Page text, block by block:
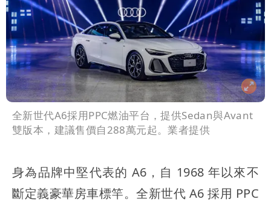
全新世代A6採用PPC燃油平台，提供Sedan與Avant
雙版本，建議售價自288萬元起。業者提供
身為品牌中堅代表的 A6，自 1968 年以來不
斷定義豪華房車標竿。全新世代 A6 採用 PPC